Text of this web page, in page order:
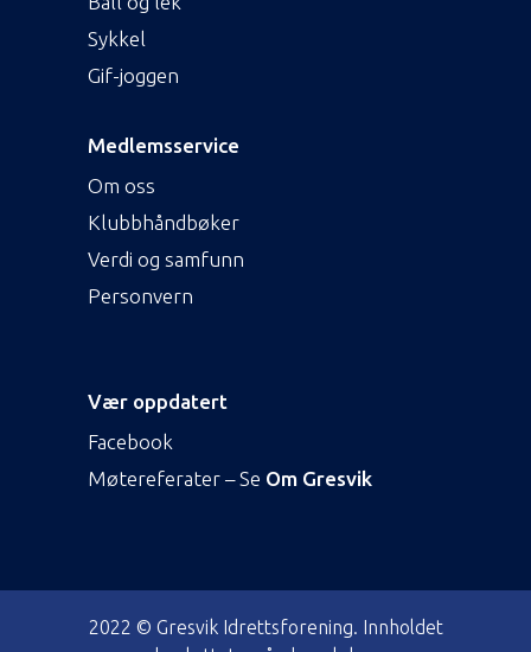
Sykkel
Gif-joggen
Medlemsservice
Om oss
Klubbhåndbøker
Verdi og samfunn
Personvern
Vær oppdatert
Facebook
Møtereferater – Se Om Gresvik
2022 © Gresvik Idrettsforening. Innholdet